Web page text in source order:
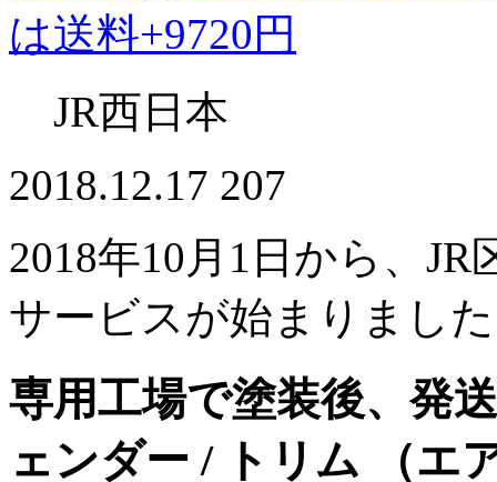
は送料+9720円
JR西日本
2018.12.17 207
2018年10月1日から、
サービスが始まりまし
専用工場で塗装後、発
ェンダー / トリム （エ